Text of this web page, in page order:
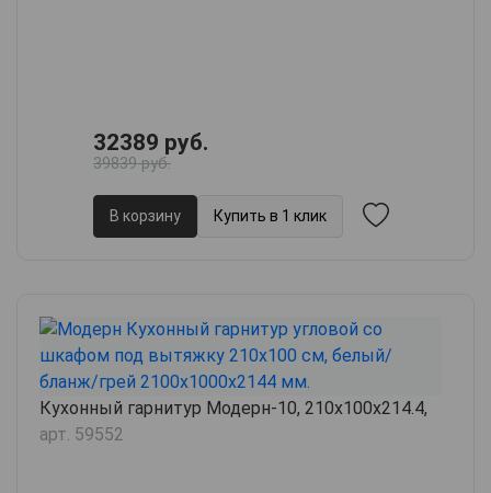
32389 руб.
39839 руб.
В корзину Купить в 1 клик
Кухонный гарнитур Модерн-10, 210х100х214.4,
арт. 59552